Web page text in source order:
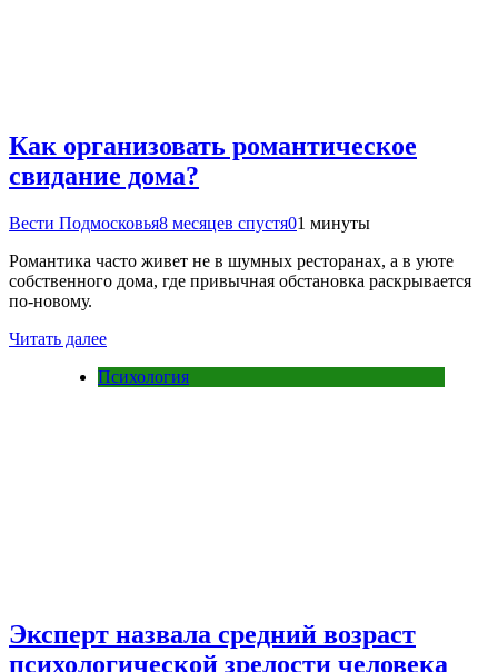
Как организовать романтическое
свидание дома?
Вести Подмосковья8 месяцев спустя01 минуты
Романтика часто живет не в шумных ресторанах, а в уюте
собственного дома, где привычная обстановка раскрывается
по-новому.
Читать далее
Психология
Эксперт назвала средний возраст
психологической зрелости человека